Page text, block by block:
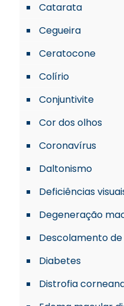
Catarata
Cegueira
Ceratocone
Colírio
Conjuntivite
Cor dos olhos
Coronavírus
Daltonismo
Deficiências
Degeneração
Descolamento
Diabetes
Distrofia